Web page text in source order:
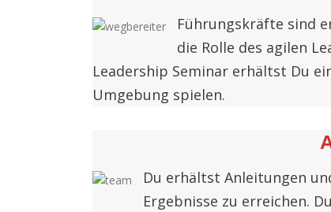
Führungskräfte sind
die Rolle des agilen
Leadership Seminar erhältst Du
Umgebung spielen.
Du erhältst Anleitungen
Ergebnisse zu erreichen.